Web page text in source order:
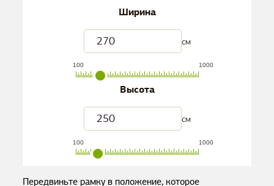
Ширина
см
100 1000
Высота
см
100 1000
Передвиньте рамку в положение, которое